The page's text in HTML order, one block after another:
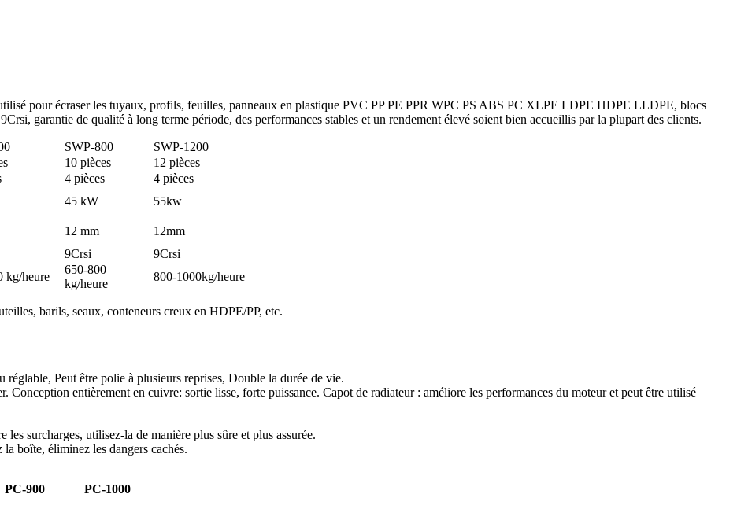
pour écraser les tuyaux, profils, feuilles, panneaux en plastique PVC PP PE PPR WPC PS ABS PC XLPE LDPE HDPE LLDPE, blocs
garantie de qualité à long terme période, des performances stables et un rendement élevé soient bien accueillis par la plupart des clients.
0 SWP-800
SWP-1200
10 pièces
12 pièces
4 pièces
4 pièces
45 kW
55kw
12 mm
12mm
9Crsi
9Crsi
kg/heure
650-800
kg/heure
800-1000kg/heure
barils, seaux, conteneurs creux en HDPE/PP, etc.
Peut être polie à plusieurs reprises, Double la durée de vie.
Conception entièrement en cuivre: sortie lisse, forte puissance. Capot de radiateur : améliore les performances du moteur et peut être utilisé
surcharges, utilisez-la de manière plus sûre et plus assurée.
boîte, éliminez les dangers cachés.
PC-900 PC-1000